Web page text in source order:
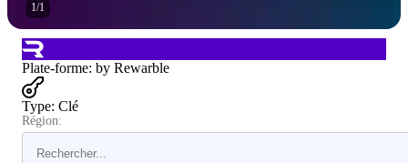
1/1
Plate-forme: by Rewarble
Type: Clé
Région: